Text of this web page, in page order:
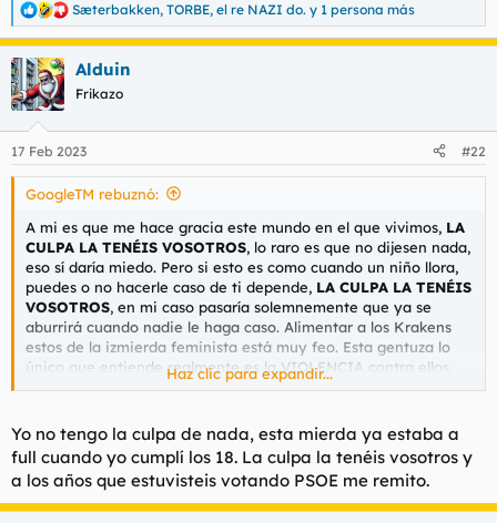
R
e
c
c
i
e
s
Sæterbakken, TORBE, el re NAZI do. y 1 persona más
Alduin
Frikazo
17 Feb 2023 #22
GoogleTM rebuznó:
A mi es que me hace gracia este mundo en el que vivimos, LA
CULPA LA TENÉIS VOSOTROS, lo raro es que no dijesen nada,
eso sí daría miedo. Pero si esto es como cuando un niño llora,
puedes o no hacerle caso de ti depende, LA CULPA LA TENÉIS
VOSOTROS, en mi caso pasaría solemnemente que ya se
aburrirá cuando nadie le haga caso. Alimentar a los Krakens
estos de la izmierda feminista está muy feo. Esta gentuza lo
único que entiende realmente es la VIOLENCIA contra ellos,
vamos intentar darles de hostias cuandoHabran laVoca y
Venga, no os gustaría darle una paliza a un feminista o a una,
ojo que no hay que discriminar ahí a puñetazos y patadas, que
sienta el duro placer del dolor.
Haz clic para expandir...
Yo no tengo la culpa de nada, esta mierda ya estaba a
full cuando yo cumplí los 18. La culpa la tenéis vosotros y
a los años que estuvisteis votando PSOE me remito.